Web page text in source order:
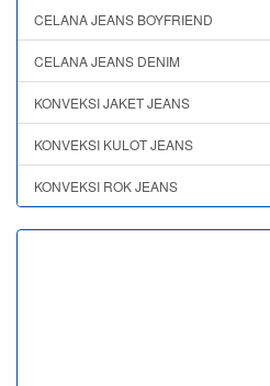
CELANA JEANS BOYFRIEND
CELANA JEANS DENIM
KONVEKSI JAKET JEANS
KONVEKSI KULOT JEANS
KONVEKSI ROK JEANS